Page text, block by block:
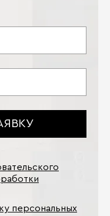
персональных